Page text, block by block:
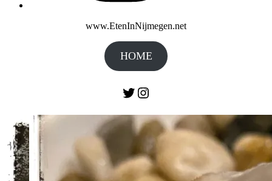
www.EtenInNijmegen.net
HOME
Twitter
Instagram